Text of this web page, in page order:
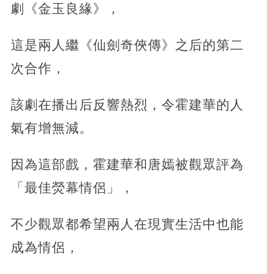
劇《金玉良緣》，
這是兩人繼《仙劍奇俠傳》之后的第二
次合作，
該劇在播出后反響熱烈，令霍建華的人
氣有增無減。
因為這部戲，霍建華和唐嫣被觀眾評為
「最佳熒幕情侶」，
不少觀眾都希望兩人在現實生活中也能
成為情侶，